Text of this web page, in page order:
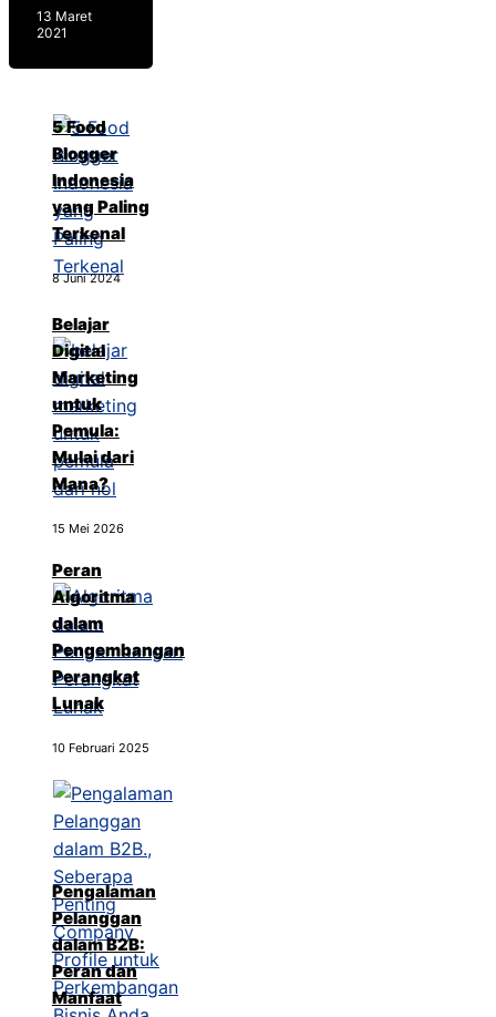
13 Maret
2021
5 Food
Blogger
Indonesia
yang Paling
Terkenal
8 Juni 2024
Belajar
Digital
Marketing
untuk
Pemula:
Mulai dari
Mana?
15 Mei 2026
Peran
Algoritma
dalam
Pengembangan
Perangkat
Lunak
10 Februari 2025
Pengalaman
Pelanggan
dalam B2B:
Peran dan
Manfaat